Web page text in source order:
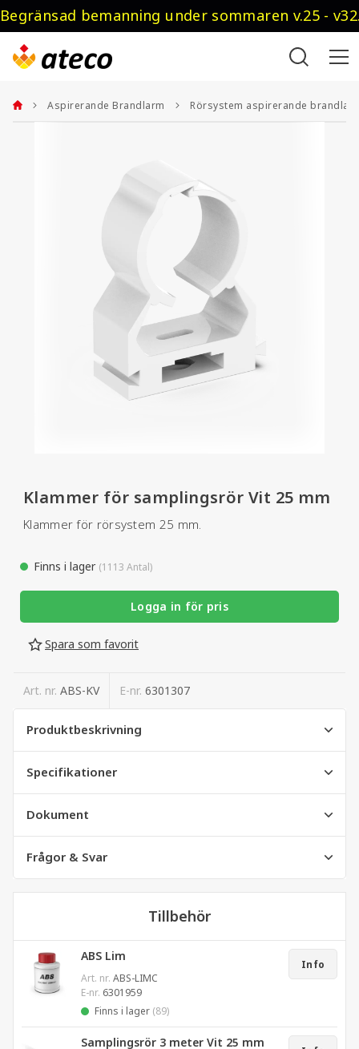
Begränsad bemanning under sommaren v.25 -
Aspirerande Brandlarm Rörsystem aspirerande
Klammer för samplingsrör Vit 25 mm
Klammer för rörsystem 25 mm.
Finns i lager (1113 Antal)
Logga in för pris
Spara som favorit
Art. nr. ABS-KV E-nr. 6301307
Produktbeskrivning
Specifikationer
Dokument
Frågor & Svar
Tillbehör
ABS Lim
Art. nr. ABS-LIMC
E-nr. 6301959
Finns i lager (89)
Info
Samplingsrör 3 meter Vit 25 mm